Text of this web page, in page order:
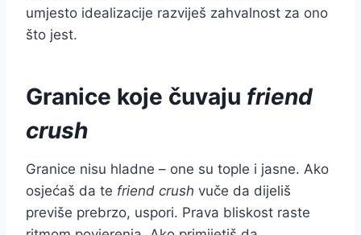
umjesto idealizacije razviješ zahvalnost za ono
što jest.
Granice koje čuvaju friend
crush
Granice nisu hladne – one su tople i jasne. Ako
osjećaš da te friend crush vuče da dijeliš
previše prebrzo, uspori. Prava bliskost raste